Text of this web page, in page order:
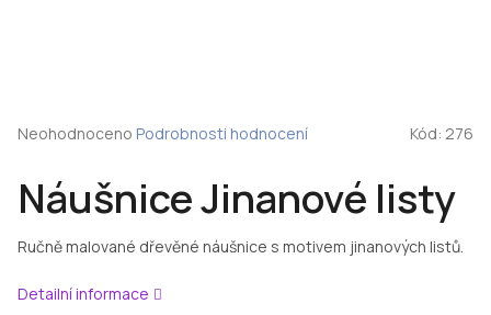
Náušnice Jinanové listy
Ručně malované dřevěné náušnice s motivem jinanových listů.
Detailní informace
Průměrné
je
0,0
z
5
Neohodnoceno Podrobnosti hodnocení Kód: 276